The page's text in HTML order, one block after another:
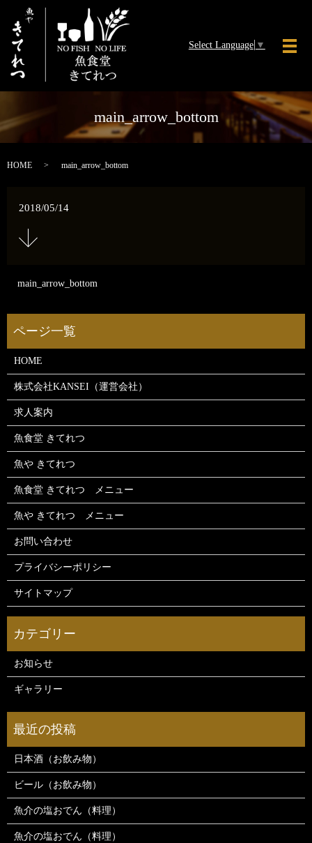
Select Language ▼
メ
main_arrow_bottom
HOME main_arrow_bottom
2018/05/14
main_arrow_bottom
HOME
株式会社KANSEI（運営会社）
求人案内
魚食堂 きてれつ
魚や きてれつ
魚食堂 きてれつ メニュー
魚や きてれつ メニュー
お問い合わせ
プライバシーポリシー
サイトマップ
お知らせ
ギャラリー
日本酒（お飲み物）
ビール（お飲み物）
魚介の塩おでん（料理）
魚介の塩おでん（料理）